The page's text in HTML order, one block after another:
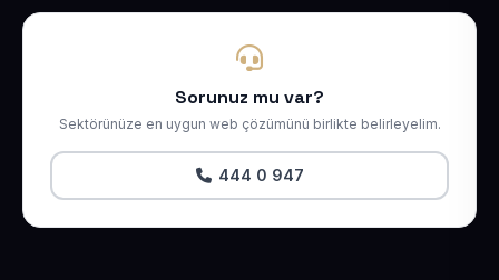
Sorunuz mu var?
Sektörünüze en uygun web çözümünü birlikte belirleyelim.
444 0 947